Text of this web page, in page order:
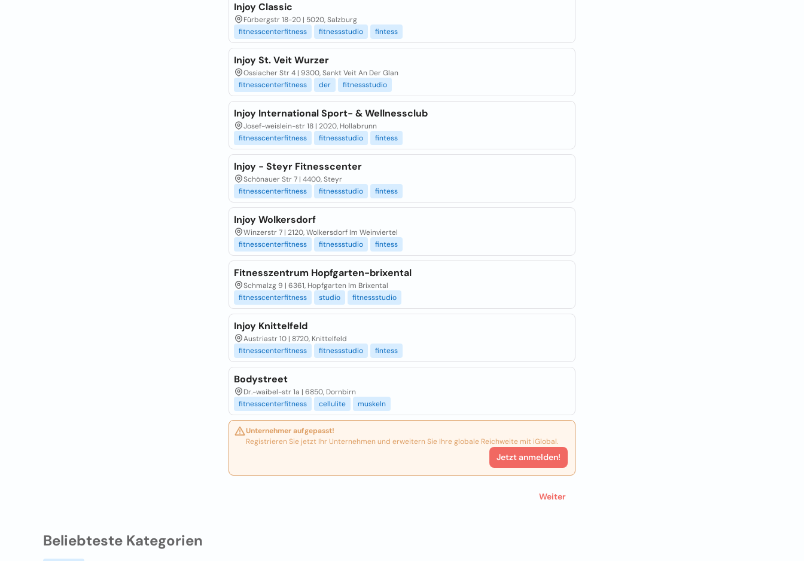
Injoy Classic
Fürbergstr 18-20 | 5020, Salzburg
fitnesscenterfitness
fitnessstudio fintess
Injoy St. Veit Wurzer
Ossiacher Str 4 | 9300, Sankt Veit An Der Glan
fitnesscenterfitness
der fitnessstudio
Injoy International Sport- & Wellnessclub
Josef-weislein-str 18 | 2020, Hollabrunn
fitnesscenterfitness
fitnessstudio fintess
Injoy - Steyr Fitnesscenter
Schönauer Str 7 | 4400, Steyr
fitnesscenterfitness
fitnessstudio fintess
Injoy Wolkersdorf
Winzerstr 7 | 2120, Wolkersdorf Im Weinviertel
fitnesscenterfitness
fitnessstudio fintess
Fitnesszentrum Hopfgarten-brixental
Schmalzg 9 | 6361, Hopfgarten Im Brixental
fitnesscenterfitness
studio fitnessstudio
Injoy Knittelfeld
Austriastr 10 | 8720, Knittelfeld
fitnesscenterfitness
fitnessstudio fintess
Bodystreet
Dr.-waibel-str 1a | 6850, Dornbirn
fitnesscenterfitness
cellulite muskeln
Unternehmer aufgepasst!
Registrieren Sie jetzt Ihr Unternehmen und erweitern Sie Ihre globale Reichweite mit iGlobal.
Jetzt anmelden!
Weiter
Beliebteste Kategorien